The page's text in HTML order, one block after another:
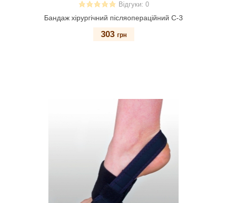
Відгуки: 0
Бандаж хірургічний післяопераційний С-3
303 грн